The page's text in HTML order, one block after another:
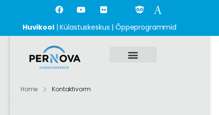
Huvikool|Külastuskeskus |Õppeprogrammid
Home Kontaktivorm